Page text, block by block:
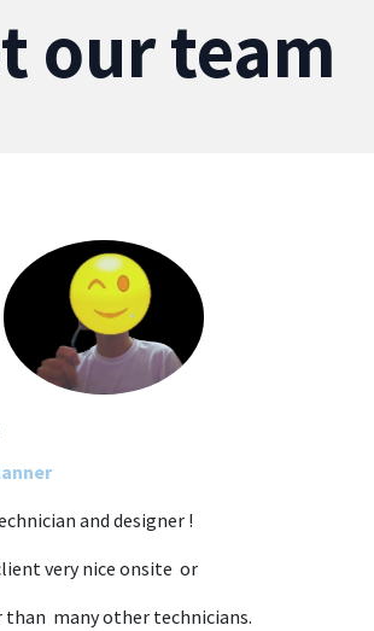
our team
and designer !
very nice onsite or
many other technicians.